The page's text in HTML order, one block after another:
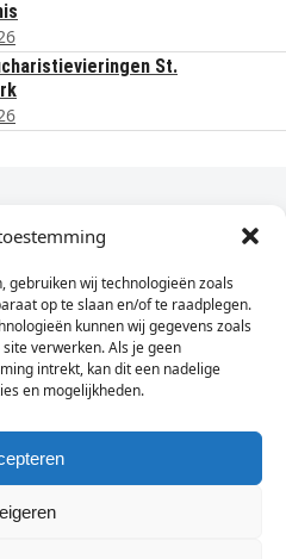
gebruiken wij technologieën zoals
op te slaan en/of te raadplegen.
kunnen wij gegevens zoals
verwerken. Als je geen
intrekt, kan dit een nadelige
en mogelijkheden.
St.
nieuws in je e-mail?
Up